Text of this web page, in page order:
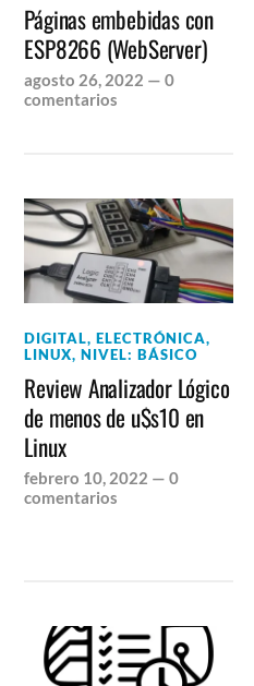
Páginas embebidas con
ESP8266 (WebServer)
agosto 26, 2022 —0
comentarios
DIGITAL,ELECTRÓNICA,
LINUX,NIVEL: BÁSICO
Review Analizador Lógico
de menos de u$s10 en
Linux
febrero 10, 2022 —0
comentarios